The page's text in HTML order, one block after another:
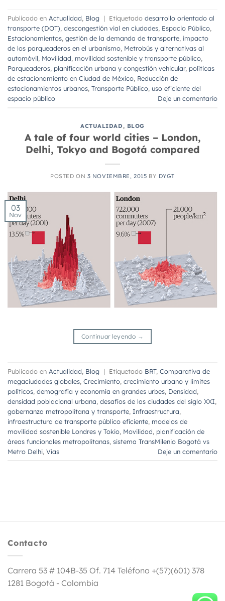
Publicado en Actualidad Blog | Etiquetado desarrollo orientado al
transporte (DOT) descongestión vial en ciudades Espacio Público
Estacionamientos gestión de la demanda de transporte impacto
de los parqueaderos en el urbanismo Metrobús y alternativas al
automóvil Movilidad movilidad sostenible y transporte público
Parqueaderos planificación urbana y congestión vehicular, políticas
de estacionamiento en Ciudad de México Reducción de
estacionamientos urbanos Transporte Público uso eficiente del
espacio público
Deje un comentario
ACTUALIDAD , BLOG
A tale of four world cities – London,
Delhi, Tokyo and Bogotá compared
POSTED ON 3 NOVIEMBRE, 2015 BY DYGT
03
Nov
Continuar leyendo →
Publicado en Actualidad Blog | Etiquetado BRT, Comparativa de
megaciudades globales Crecimiento crecimiento urbano y límites
políticos demografía y economía en grandes urbes Densidad
densidad poblacional urbana desafíos de las ciudades del siglo XXI
gobernanza metropolitana y transporte Infraestructura
infraestructura de transporte público eficiente modelos de
movilidad sostenible Londres y Tokio Movilidad planificación de
áreas funcionales metropolitanas sistema TransMilenio Bogotá vs
Metro Delhi Vías Deje un comentario
Contacto
Carrera 53 # 104B-35 Of. 714 Teléfono +(57)(601) 378
1281 Bogotá - Colombia